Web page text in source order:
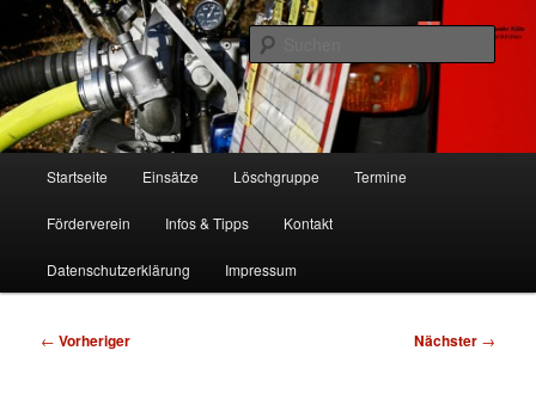
Zum
primären
Inhalt
springenFF Köln, LG RD
Freiwillige Feuerwehr Köln, Löschgruppe Rodenkirchen
Startseite Einsätze Löschgruppe Termine
Förderverein Infos & Tipps Kontakt
Datenschutzerklärung Impressum
Beitragsnavigation
← Vorheriger Nächster →